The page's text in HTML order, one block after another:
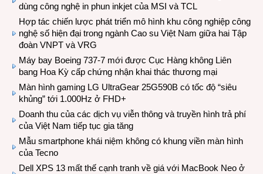
dùng công nghệ in phun inkjet của MSI và TCL
Hợp tác chiến lược phát triển mô hình khu công nghiệp công
nghệ số hiện đại trong ngành Cao su Việt Nam giữa hai Tập
đoàn VNPT và VRG
Máy bay Boeing 737-7 mới được Cục Hàng không Liên
bang Hoa Kỳ cấp chứng nhận khai thác thương mại
Màn hình gaming LG UltraGear 25G590B có tốc độ “siêu
khủng” tới 1.000Hz ở FHD+
Doanh thu của các dịch vụ viễn thông và truyền hình trả phí
của Việt Nam tiếp tục gia tăng
Mẫu smartphone khái niệm không có khung viền màn hình
của Tecno
Dell XPS 13 mất thế cạnh tranh về giá với MacBook Neo ở